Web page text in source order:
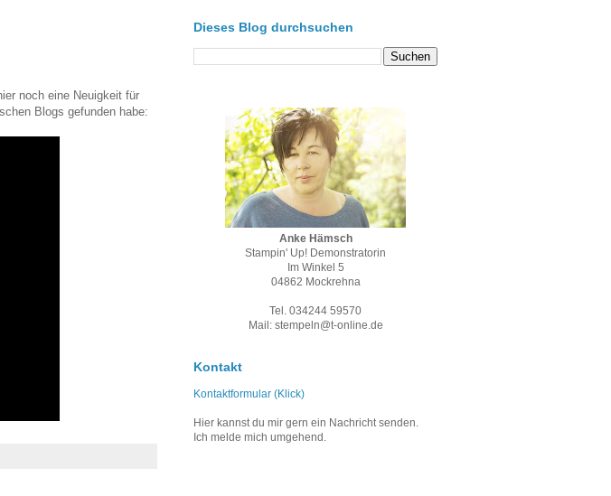
noch eine Neuigkeit für
Blogs gefunden habe:
Dieses Blog durchsuchen
Anke Hämsch
Stampin' Up! Demonstratorin
Im Winkel 5
04862 Mockrehna
Tel. 034244 59570
Mail: stempeln@t-online.de
Kontakt
Kontaktformular (Klick)
Hier kannst du mir gern ein Nachricht senden.
Ich melde mich umgehend.